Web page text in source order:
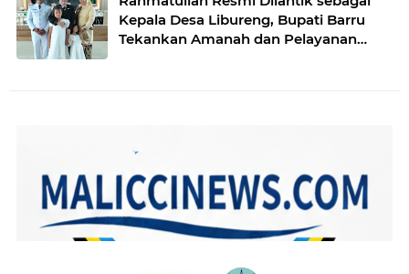
Kepala Desa Libureng, Bupati Barru
Tekankan Amanah dan Pelayanan